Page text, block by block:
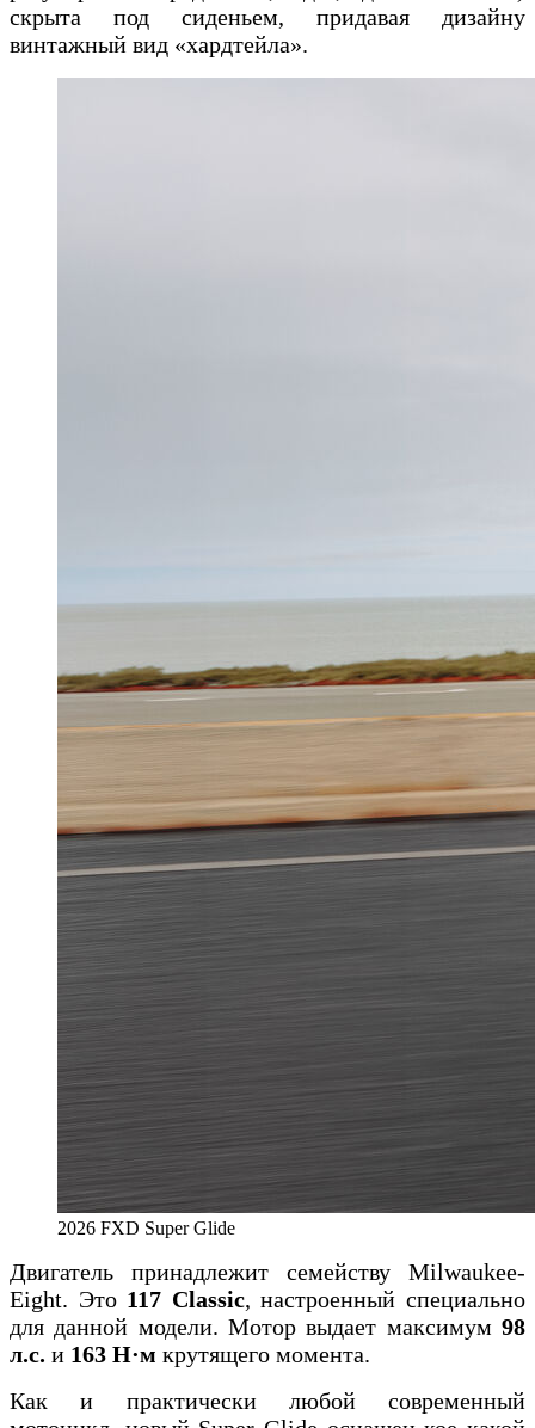
скрыта под сиденьем, придавая дизайну
винтажный вид «хардтейла».
2026 FXD Super Glide
Двигатель принадлежит семейству Milwaukee-
Eight. Это 117 Classic, настроенный специально
для данной модели. Мотор выдает максимум 98
л.с. и 163 Н·м крутящего момента.
Как и практически любой современный